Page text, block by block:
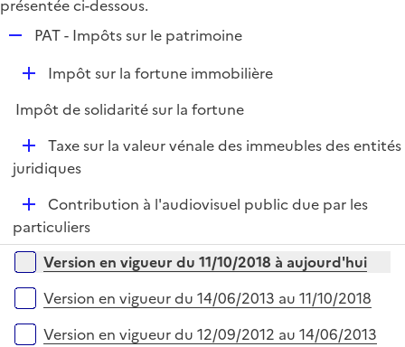
présentée ci-dessous.
p
i
e
r
PAT - Impôts sur le patrimoine
D
p
i
e
Impôt sur la fortune immobilière
Impôt de solidarité sur la fortune
D
é
i
e
r
Taxe sur la valeur vénale des immeubles des entités
juridiques
D
é
p
e
r
Contribution à l'audiovisuel public due par les
particuliers
Versions sur la période
Version en vigueur du 11/10/2018 à aujourd'hui
Version en vigueur du 14/06/2013 au 11/10/2018
Version en vigueur du 12/09/2012 au 14/06/2013